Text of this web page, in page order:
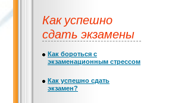
Как успешно
сдать экзамены
Как бороться с
экзаменационным стрессом
Как успешно сдать
экзамен?